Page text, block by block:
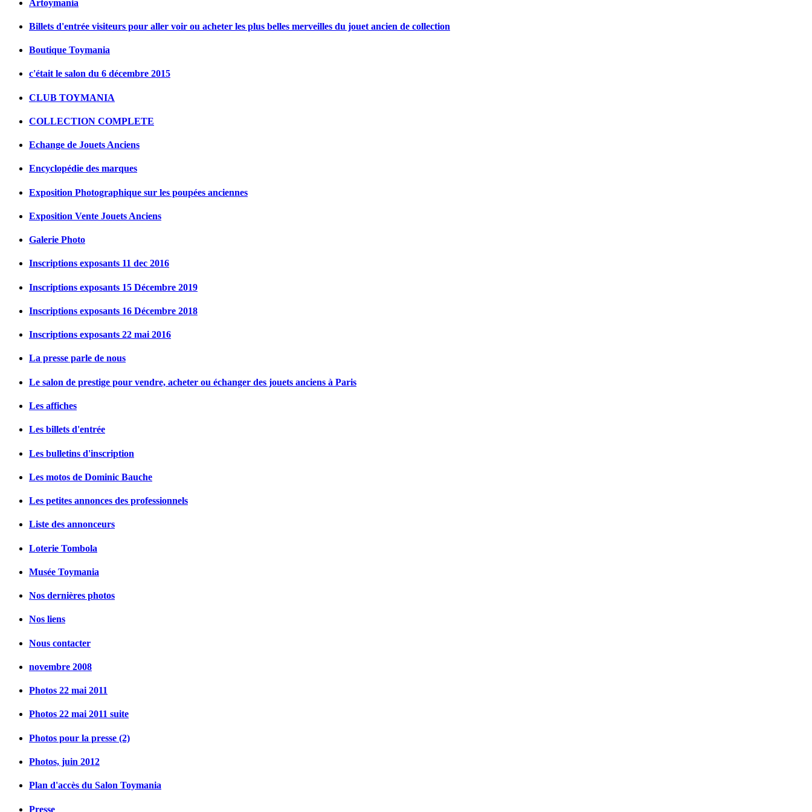
Artoymania
Billets d'entrée visiteurs pour aller voir ou acheter les plus belles merveilles du jouet ancien de collection
Boutique Toymania
c'était le salon du 6 décembre 2015
CLUB TOYMANIA
COLLECTION COMPLETE
Echange de Jouets Anciens
Encyclopédie des marques
Exposition Photographique sur les poupées anciennes
Exposition Vente Jouets Anciens
Galerie Photo
Inscriptions exposants 11 dec 2016
Inscriptions exposants 15 Décembre 2019
Inscriptions exposants 16 Décembre 2018
Inscriptions exposants 22 mai 2016
La presse parle de nous
Le salon de prestige pour vendre, acheter ou échanger des jouets anciens à Paris
Les affiches
Les billets d'entrée
Les bulletins d'inscription
Les motos de Dominic Bauche
Les petites annonces des professionnels
Liste des annonceurs
Loterie Tombola
Musée Toymania
Nos dernières photos
Nos liens
Nous contacter
novembre 2008
Photos 22 mai 2011
Photos 22 mai 2011 suite
Photos pour la presse (2)
Photos, juin 2012
Plan d'accès du Salon Toymania
Presse